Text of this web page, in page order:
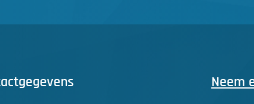
Neem